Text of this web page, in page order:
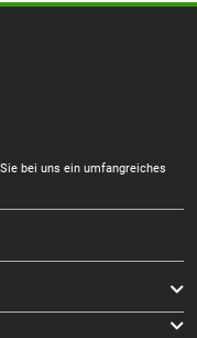
bei uns ein umfangreiches